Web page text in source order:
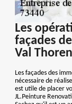
Les
façades
Val
Les façades des
nécessaire de
est utile de placer
JL.Peinture